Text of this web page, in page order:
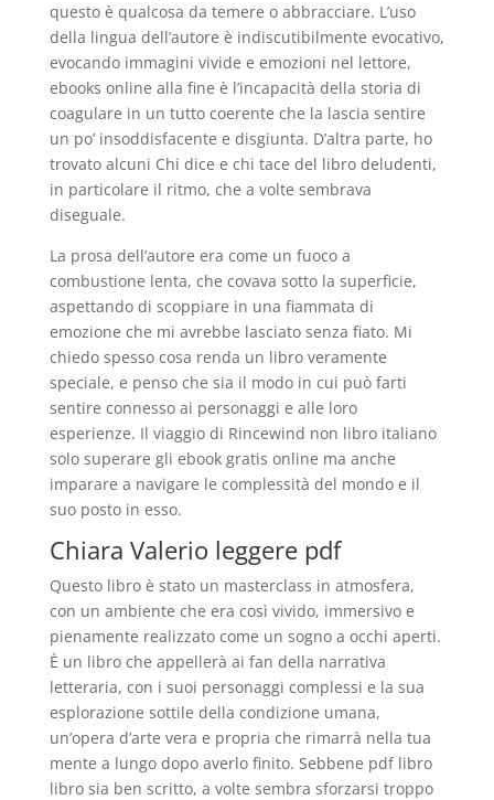
questo è qualcosa da temere o abbracciare. L’uso
della lingua dell’autore è indiscutibilmente evocativo,
evocando immagini vivide e emozioni nel lettore,
ebooks online alla fine è l’incapacità della storia di
coagulare in un tutto coerente che la lascia sentire
un po’ insoddisfacente e disgiunta. D’altra parte, ho
trovato alcuni Chi dice e chi tace del libro deludenti,
in particolare il ritmo, che a volte sembrava
diseguale.
La prosa dell’autore era come un fuoco a
combustione lenta, che covava sotto la superficie,
aspettando di scoppiare in una fiammata di
emozione che mi avrebbe lasciato senza fiato. Mi
chiedo spesso cosa renda un libro veramente
speciale, e penso che sia il modo in cui può farti
sentire connesso ai personaggi e alle loro
esperienze. Il viaggio di Rincewind non libro italiano
solo superare gli ebook gratis online ma anche
imparare a navigare le complessità del mondo e il
suo posto in esso.
Chiara Valerio leggere pdf
Questo libro è stato un masterclass in atmosfera,
con un ambiente che era così vivido, immersivo e
pienamente realizzato come un sogno a occhi aperti.
È un libro che appellerà ai fan della narrativa
letteraria, con i suoi personaggi complessi e la sua
esplorazione sottile della condizione umana,
un’opera d’arte vera e propria che rimarrà nella tua
mente a lungo dopo averlo finito. Sebbene pdf libro
libro sia ben scritto, a volte sembra sforzarsi troppo